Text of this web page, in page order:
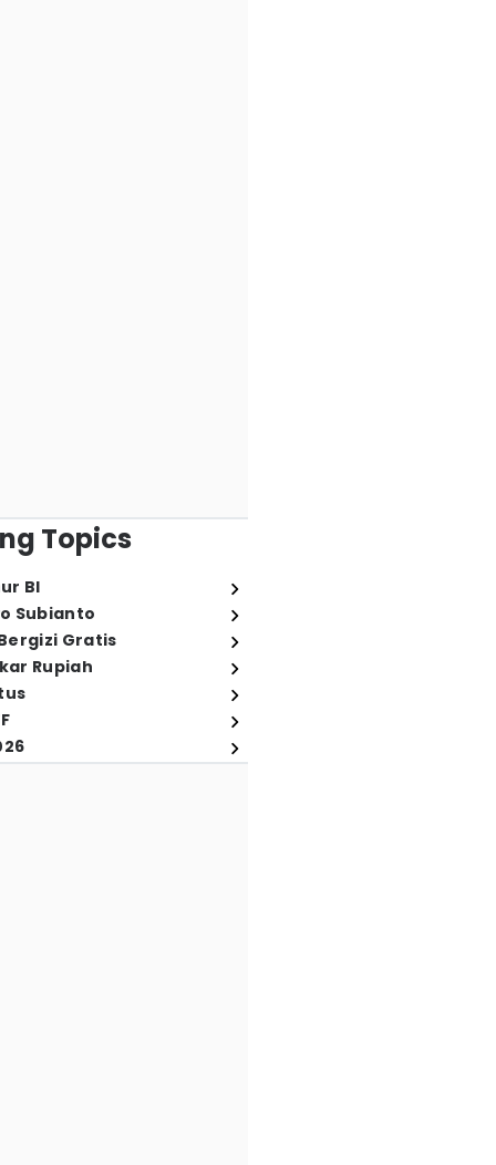
Topics
BI
Subianto
Gratis
Rupiah